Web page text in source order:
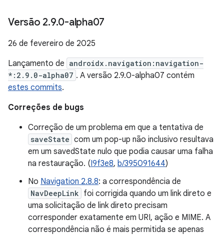
Versão 2.9.0-alpha07
26 de fevereiro de 2025
Lançamento de androidx.navigation:navigation-
*:2.9.0-alpha07 . A versão 2.9.0-alpha07 contém
estes commits.
Correções de bugs
Correção de um problema em que a tentativa de
saveState com um pop-up não inclusivo resultava
em um savedState nulo que podia causar uma falha
na restauração. (I9f3e8, b/395091644)
No Navigation 2.8.8: a correspondência de
NavDeepLink foi corrigida quando um link direto e
uma solicitação de link direto precisam
corresponder exatamente em URI, ação e MIME. A
correspondência não é mais permitida se apenas